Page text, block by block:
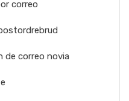
correo
de correo novia